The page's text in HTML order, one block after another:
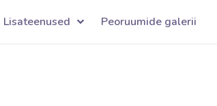
Lisateenused Peoruumide galerii